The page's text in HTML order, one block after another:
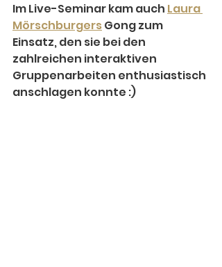
Im Live-Seminar kam auch Laura
Mörschburgers Gong zum
Einsatz, den sie bei den
zahlreichen interaktiven
Gruppenarbeiten enthusiastisch
anschlagen konnte :)